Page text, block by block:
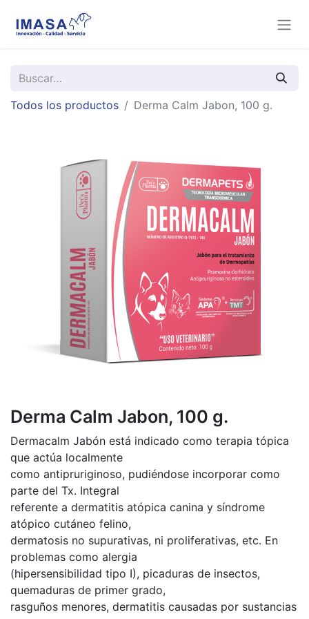
Todos los productos Derma Calm Jabon, 100 g.
Derma Calm Jabon, 100 g.
Dermacalm Jabón está indicado como terapia tópica
que actúa localmente
como antipruriginoso, pudiéndose incorporar como
parte del Tx. Integral
referente a dermatitis atópica canina y síndrome
atópico cutáneo felino,
dermatosis no supurativas, ni proliferativas, etc. En
problemas como alergia
(hipersensibilidad tipo I), picaduras de insectos,
quemaduras de primer grado,
rasguños menores, dermatitis causadas por sustancias